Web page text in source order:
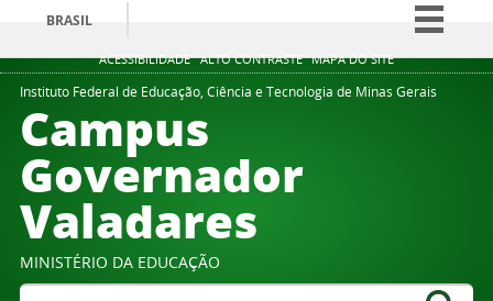
ACESSIBILIDADE ALTO CONTRASTE MAPA DO SITE
BRASIL
Simplifique!
Comunica BR
Instituto Federal de Educação, Ciência e Tecnologia de Minas Gerais
Campus
Governador
Valadares
MINISTÉRIO DA EDUCAÇÃO
Buscar no portal